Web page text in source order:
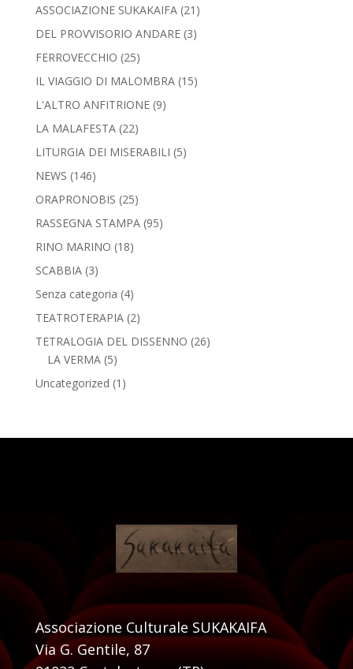
ASSOCIAZIONE SUKAKAIFA(21)
DEL PROVVISORIO ANDARE(3)
FERROVECCHIO (25)
IL VIAGGIO DI MALOMBRA(15)
L'ALTRO ANFITRIONE(9)
LA MALAFESTA(22)
LITURGIA DEI MISERABILI (5)
NEWS (146)
ORAPRONOBIS (25)
RASSEGNA STAMPA(95)
RINO MARINO (18)
SCABBIA(3)
Senza categoria (4)
TEATROTERAPIA(2)
TETRALOGIA DEL DISSENNO (26)
LA VERMA(5)
Uncategorized (1)
Associazione Culturale SUKAKAIFA
Via G. Gentile, 87